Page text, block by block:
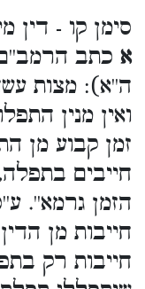
סימן קו - דין
א כתב
ה''א): מצות
ואין מנין
זמן קבוע מן
חייבים
הזמן גרמא''.
חייבות מן
חייבות רק